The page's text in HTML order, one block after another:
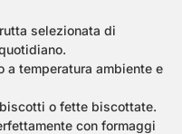
selezionata di
temperatura ambiente e
o fette biscottate.
con formaggi